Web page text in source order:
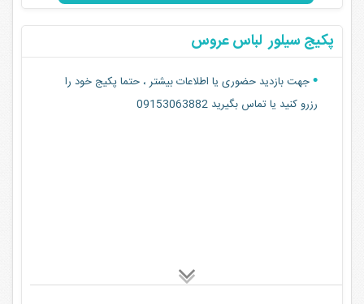
پکیج سیلور لباس عروس
جهت بازدید حضوری یا اطلاعات بیشتر ، حتما پکیج خود را
رزرو کنید یا تماس بگیرید 09153063882